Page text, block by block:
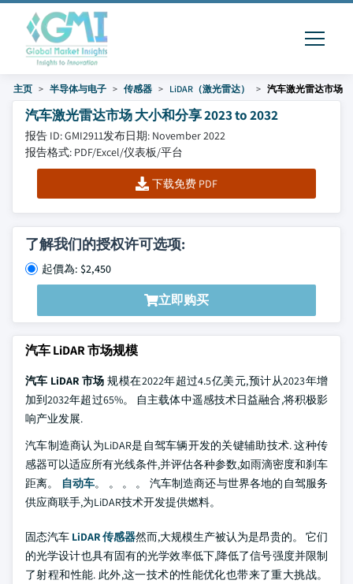
主页 半导体与电子 传感器 LiDAR（激光雷达） 汽车激光雷达市场
汽车激光雷达市场 大小和分享 2023 to 2032
报告 ID: GMI2911发布日期: November 2022
报告格式: PDF/Excel/仪表板/平台
下载免费 PDF
了解我们的授权许可选项:
起價為: $2,450
立即购买
汽车 LiDAR 市场规模
汽车 LiDAR 市场 规模在2022年超过4.5亿美元,预计从2023年增
加到2032年超过65%。 自主载体中遥感技术日益融合,将积极影
响产业发展.
汽车制造商认为LiDAR是自驾车辆开发的关键辅助技术. 这种传
感器可以适应所有光线条件,并评估各种参数,如雨滴密度和刹车
距离。
自动车。 。 。 。 汽车制造商还与世界各地的自驾服务
供应商联手,为LiDAR技术开发提供燃料。
固态汽车 LiDAR 传感器然而,大规模生产被认为是昂贵的。 它们
的光学设计也具有固有的光学效率低下,降低了信号强度并限制
了射程和性能. 此外,这一技术的性能优化也带来了重大挑战。